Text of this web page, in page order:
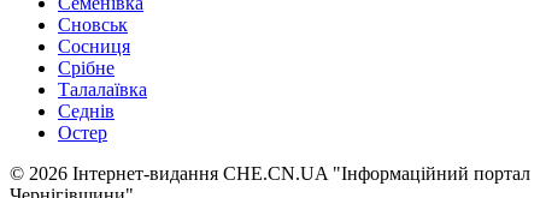
Сновськ
Сосниця
Срібне
Талалаївка
Седнів
Остер
© 2026 Інтернет-видання CHE.CN.UA "Інформаційний портал